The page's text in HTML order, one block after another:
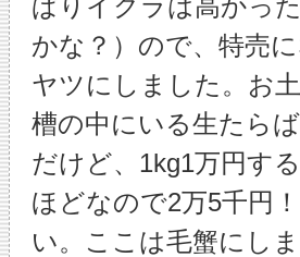
ぱりイクラは高かっ
かな？）ので、特売
ヤツにしました。お
槽の中にいる生たら
だけど、1kg1万円す
ほどなので2万5千円
い。ここは毛蟹にし